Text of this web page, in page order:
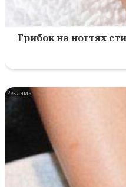
Грибок на ногтях